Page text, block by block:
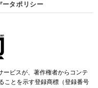
ータポリシー
ービスが、著作権者からコンテ
ことを示す登録商標（登録番号